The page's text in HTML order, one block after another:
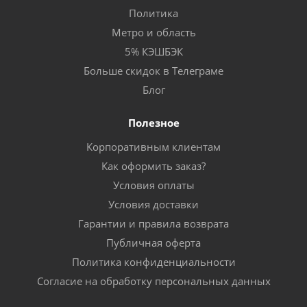
Политика
Метро и область
5% КЭШБЭК
Больше скидок в Телеграме
Блог
Полезное
Корпоративным клиентам
Как оформить заказ?
Условия оплаты
Условия доставки
Гарантии и правила возврата
Публичная оферта
Политика конфиденциальности
Согласие на обработку персональных данных